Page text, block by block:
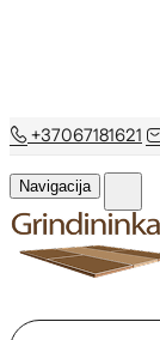
+37067181621
Navigacija